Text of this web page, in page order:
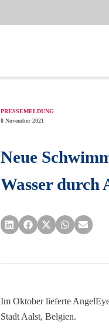
PRESSEMELDUNG
8 November 2021
Neue
Wasser durch
Im Oktober lieferte
Stadt Aalst, Belgien.